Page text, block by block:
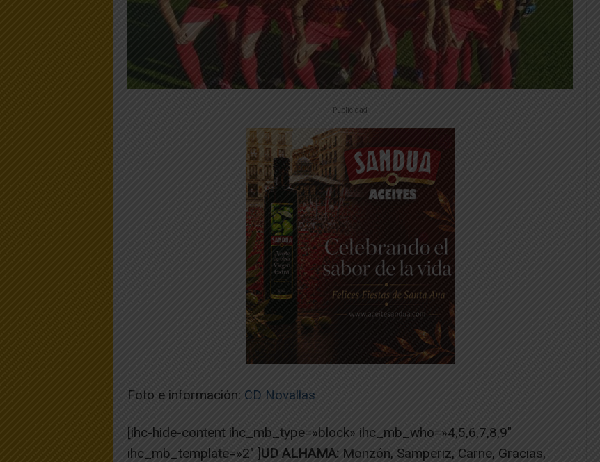
-- Publicidad --
Foto e información: CD Novallas
[ihc-hide-content ihc_mb_type=»block» ihc_mb_who=»4,5,6,7,8,9″
ihc_mb_template=»2″ ]UD ALHAMA:Monzón, Samperiz, Carne, Gracias,